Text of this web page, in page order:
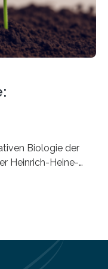
Biologie der
Heinrich-Heine-
auf
für Forschung,
fördert das